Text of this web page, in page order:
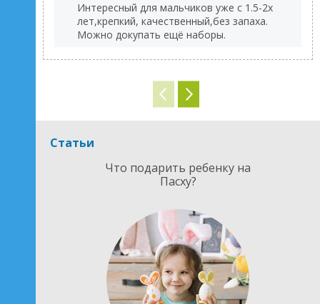
Интересный для мальчиков уже с 1.5-2х
лет,крепкий, качественный,без запаха.
Можно докупать ещё наборы.
Статьи
Что подарить ребенку на
Пасху?